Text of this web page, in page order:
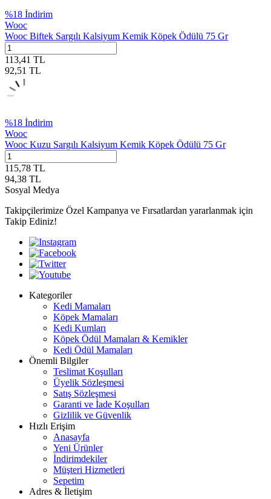
%18 İndirim
Wooc
Wooc Biftek Sargılı Kalsiyum Kemik Köpek Ödülü 75 Gr
113,41 TL
92,51 TL
%18 İndirim
Wooc
Wooc Kuzu Sargılı Kalsiyum Kemik Köpek Ödülü 75 Gr
115,78 TL
94,38 TL
Sosyal Medya
Takipçilerimize Özel Kampanya ve Fırsatlardan yararlanmak için
Takip Ediniz!
Kategoriler
Kedi Mamaları
Köpek Mamaları
Kedi Kumları
Köpek Ödül Mamaları & Kemikler
Kedi Ödül Mamaları
Önemli Bilgiler
Teslimat Koşulları
Üyelik Sözleşmesi
Satış Sözleşmesi
Garanti ve İade Koşulları
Gizlilik ve Güvenlik
Hızlı Erişim
Anasayfa
Yeni Ürünler
İndirimdekiler
Müşteri Hizmetleri
Sepetim
Adres & İletişim